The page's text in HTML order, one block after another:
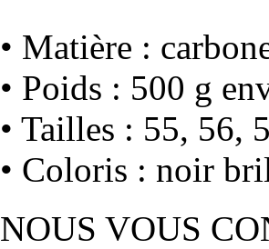
• Matière :
• Poids : 500 g
• Tailles : 55, 56,
• Coloris : noir
NOUS VOUS